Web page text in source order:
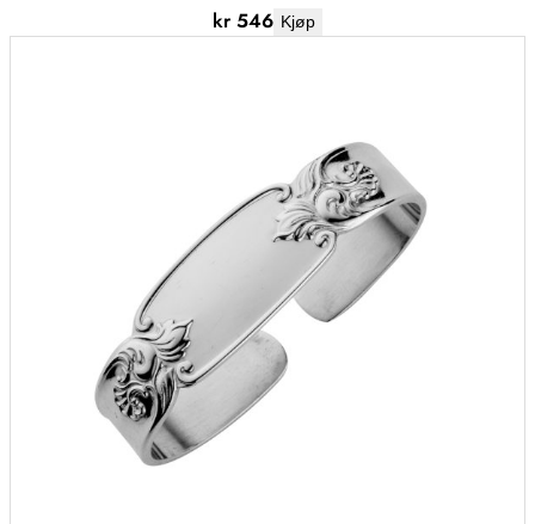
kr 546 Kjøp